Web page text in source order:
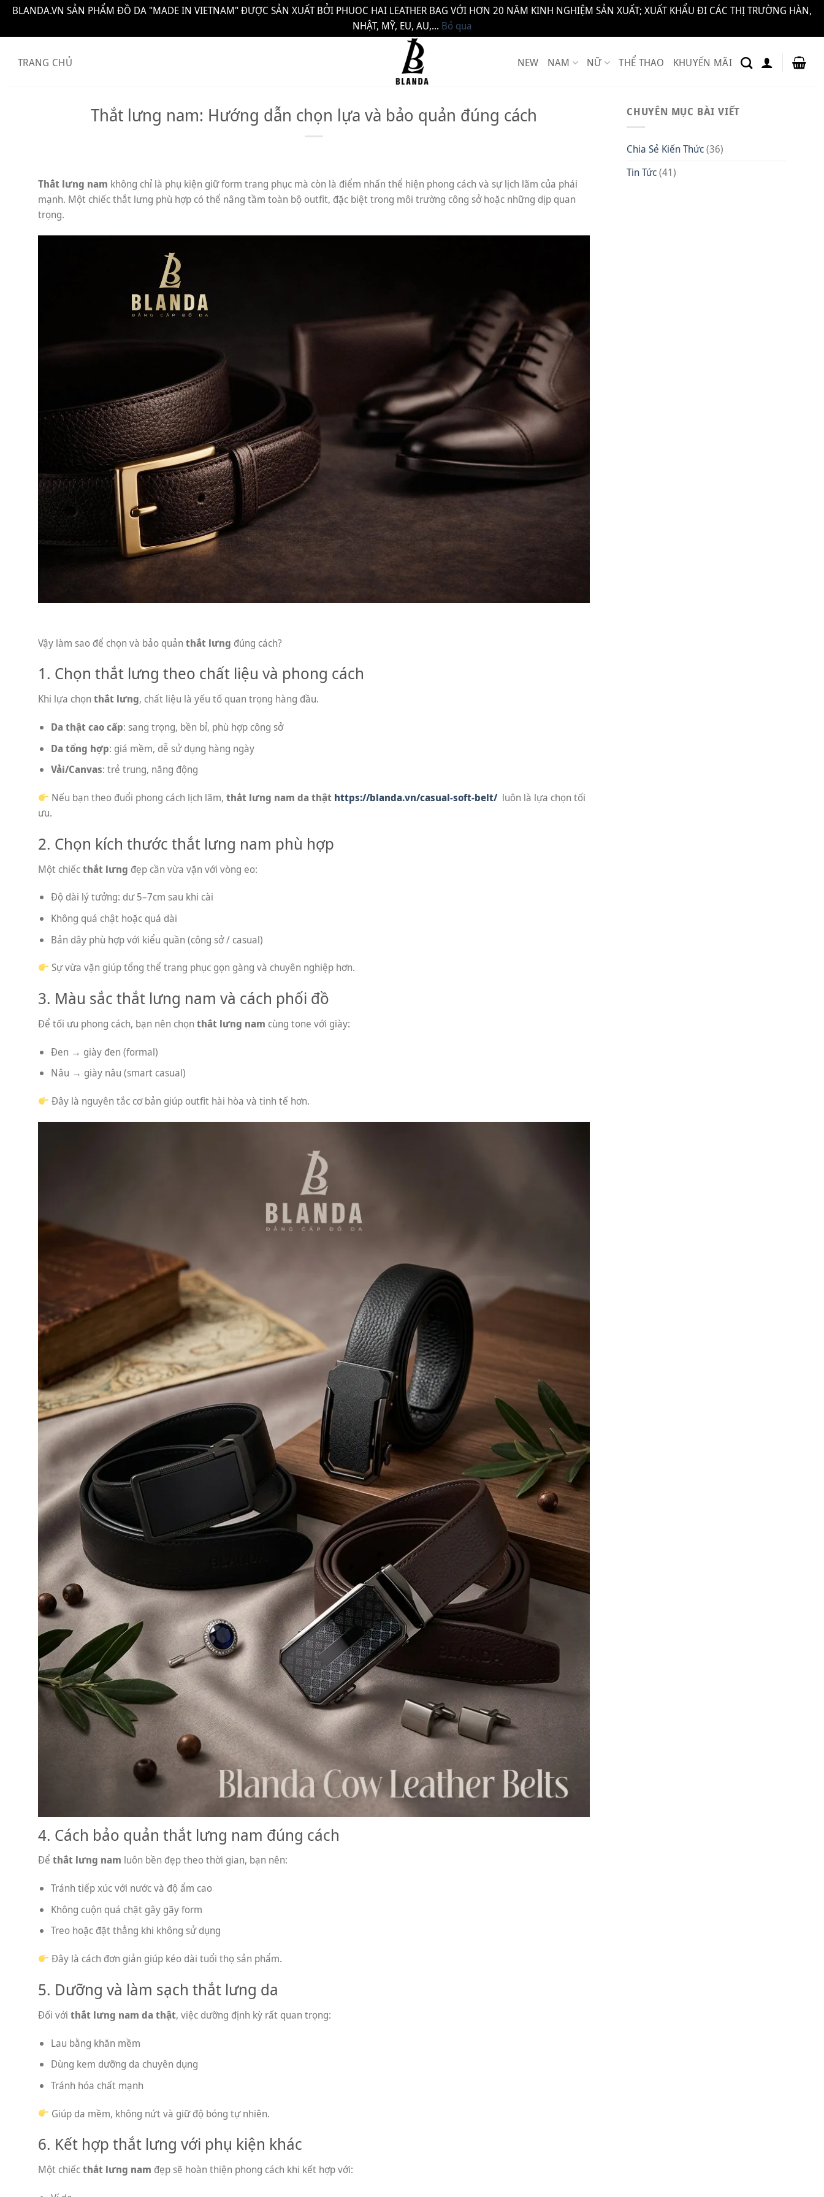
BLANDA.VN SẢN PHẨM ĐỒ DA "MADE IN VIETNAM" ĐƯỢC SẢN XUẤT BỞI PHUOC HAI LEATHER BAG VỚI HƠN 20 NĂM KINH NGHIỆM SẢN XUẤT; XUẤT KHẨU ĐI CÁC THỊ TRƯỜNG HÀN,
NHẬT, MỸ, EU, AU,... Bỏ qua
TRANG CHỦ NEW NAM NỮ THỂ THAO KHUYẾN MÃI
Thắt lưng nam: Hướng dẫn chọn lựa và bảo quản đúng cách
Thắt lưng nam không chỉ là phụ kiện giữ form trang phục mà còn là điểm nhấn thể hiện phong cách và sự lịch lãm của phái
mạnh. Một chiếc thắt lưng phù hợp có thể nâng tầm toàn bộ outfit, đặc biệt trong môi trường công sở hoặc những dịp quan
trọng.
Vậy làm sao để chọn và bảo quản thắt lưng đúng cách?
1. Chọn thắt lưng theo chất liệu và phong cách
Khi lựa chọn thắt lưng, chất liệu là yếu tố quan trọng hàng đầu.
Da thật cao cấp: sang trọng, bền bỉ, phù hợp công sở
Da tổng hợp: giá mềm, dễ sử dụng hàng ngày
Vải/Canvas: trẻ trung, năng động
Nếu bạn theo đuổi phong cách lịch lãm,thắt lưng nam da thật https://blanda.vn/casual-soft-belt/luôn là lựa chọn tối
ưu.
2. Chọn kích thước thắt lưng nam phù hợp
Một chiếcthắt lưng đẹp cần vừa vặn với vòng eo:
Độ dài lý tưởng: dư 5–7cm sau khi cài
Không quá chật hoặc quá dài
Bản dây phù hợp với kiểu quần (công sở / casual)
Sự vừa vặn giúp tổng thể trang phục gọn gàng và chuyên nghiệp hơn.
3. Màu sắc thắt lưng nam và cách phối đồ
Để tối ưu phong cách, bạn nên chọn thắt lưng nam cùng tone với giày:
Đen → giày đen (formal)
Nâu → giày nâu (smart casual)
Đây là nguyên tắc cơ bản giúp outfit hài hòa và tinh tế hơn.
4. Cách bảo quản thắt lưng nam đúng cách
Để thắt lưng nam luôn bền đẹp theo thời gian, bạn nên:
Tránh tiếp xúc với nước và độ ẩm cao
Không cuộn quá chặt gây gãy form
Treo hoặc đặt thẳng khi không sử dụng
Đây là cách đơn giản giúp kéo dài tuổi thọ sản phẩm.
5. Dưỡng và làm sạch thắt lưng da
Đối với thắt lưng nam da thật, việc dưỡng định kỳ rất quan trọng:
Lau bằng khăn mềm
Dùng kem dưỡng da chuyên dụng
Tránh hóa chất mạnh
Giúp da mềm, không nứt và giữ độ bóng tự nhiên.
6. Kết hợp thắt lưng với phụ kiện khác
Một chiếcthắt lưng nam đẹp sẽ hoàn thiện phong cách khi kết hợp với:
CHUYÊN MỤC BÀI VIẾT
Chia Sẻ Kiến Thức(36)
Tin Tức(41)